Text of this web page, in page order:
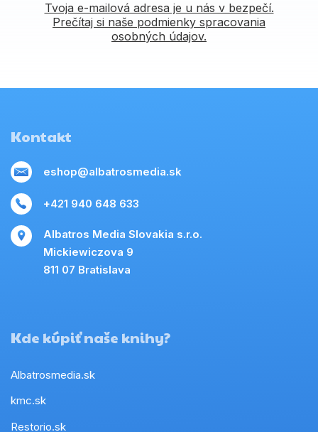
Tvoja e-mailová adresa je u nás v bezpečí.
Prečítaj si naše podmienky spracovania
osobných údajov.
Kontakt
eshop@albatrosmedia.sk
+421 940 648 633
Albatros Media Slovakia s.r.o.
Mickiewiczova 9
811 07 Bratislava
Kde kúpiť naše knihy?
Albatrosmedia.sk
kmc.sk
Restorio.sk